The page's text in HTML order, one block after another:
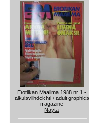
Erotiikan Maailma 1988 nr 1 -
aikuisviihdelehti / adult graphics
magazine
Näytä